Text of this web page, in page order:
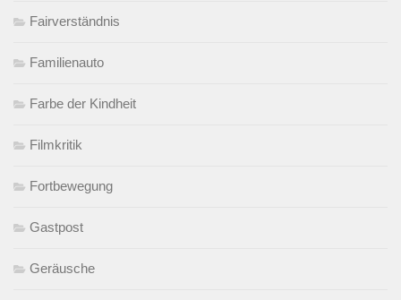
Fairverständnis
Familienauto
Farbe der Kindheit
Filmkritik
Fortbewegung
Gastpost
Geräusche